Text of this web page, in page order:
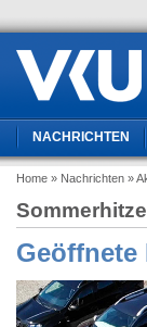
NACHRICHTEN
Home » Nachrichten »
Geöffnete